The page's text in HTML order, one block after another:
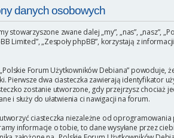
danych osobowych
zwane dalej „my”, „nas”, „nasz”,
Limited”, „Zespoły phpBB”, korzystają z
Forum Użytkowników Debiana” powoduje,
dwa ciasteczka zawierają identyfikator
zostanie utworzone, gdy przejrzysz chociaż
i służy do ułatwienia ci nawigacji na forum.
ciasteczka niezależne od
informacje o tobie, to dane wysyłane przez